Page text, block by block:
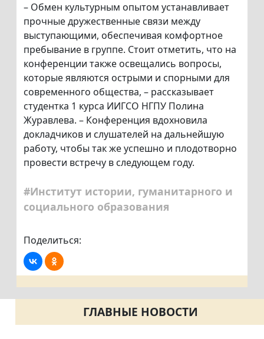
– Обмен культурным опытом устанавливает
прочные дружественные связи между
выступающими, обеспечивая комфортное
пребывание в группе. Стоит отметить, что на
конференции также освещались вопросы,
которые являются острыми и спорными для
современного общества, – рассказывает
студентка 1 курса ИИГСО НГПУ Полина
Журавлева. – Конференция вдохновила
докладчиков и слушателей на дальнейшую
работу, чтобы так же успешно и плодотворно
провести встречу в следующем году.
#Институт истории, гуманитарного и
социального образования
Поделиться:
ГЛАВНЫЕ НОВОСТИ